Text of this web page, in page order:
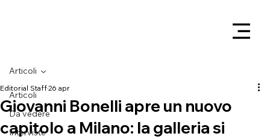
Articoli
Da vedere
Interviste
Articoli
Giovanni Bonelli apre un nuovo
capitolo a Milano: la galleria si
Editorial Staff26 apr